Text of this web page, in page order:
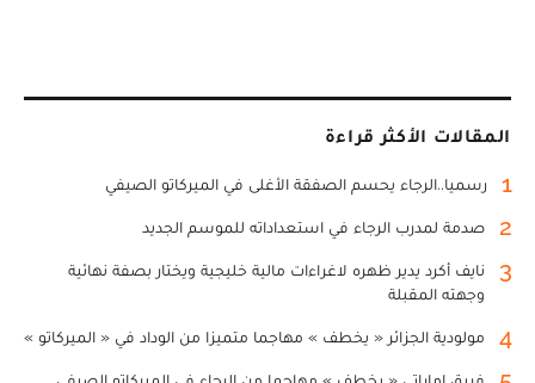
المقالات الأكثر قراءة
1 رسميا..الرجاء يحسم الصفقة الأغلى في الميركاتو الصيفي
2 صدمة لمدرب الرجاء في استعداداته للموسم الجديد
3
نايف أكرد يدير ظهره لاغراءات مالية خليجية ويختار بصفة نهائية
وجهته المقبلة
4 مولودية الجزائر « يخطف » مهاجما متميزا من الوداد في « الميركاتو »
فريق إماراتي « يخطف » مهاجما من الرجاء في الميركاتو الصيفي